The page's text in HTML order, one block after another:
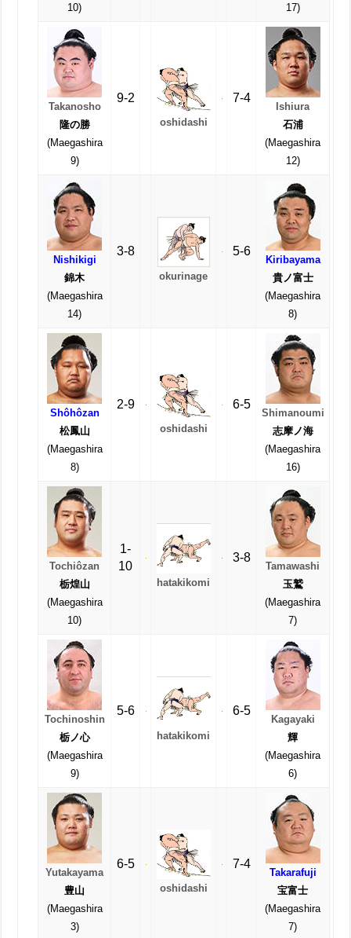
10)
17)
Takanosho
隆の勝
(Maegashira
9)
9-2
oshidashi
7-4
Ishiura
石浦
(Maegashira
12)
Nishikigi
錦木
(Maegashira
14)
3-8
okurinage
5-6
Kiribayama
貴ノ富士
(Maegashira
8)
Shôhôzan
松鳳山
(Maegashira
8)
2-9
oshidashi
6-5
Shimanoumi
志摩ノ海
(Maegashira
16)
Tochiôzan
栃煌山
(Maegashira
10)
1-
10
hatakikomi
3-8
Tamawashi
玉鷲
(Maegashira
7)
Tochinoshin
栃ノ心
(Maegashira
9)
5-6
hatakikomi
6-5
Kagayaki
輝
(Maegashira
6)
Yutakayama
豊山
(Maegashira
3)
6-5
oshidashi
7-4
Takarafuji
宝富士
(Maegashira
7)